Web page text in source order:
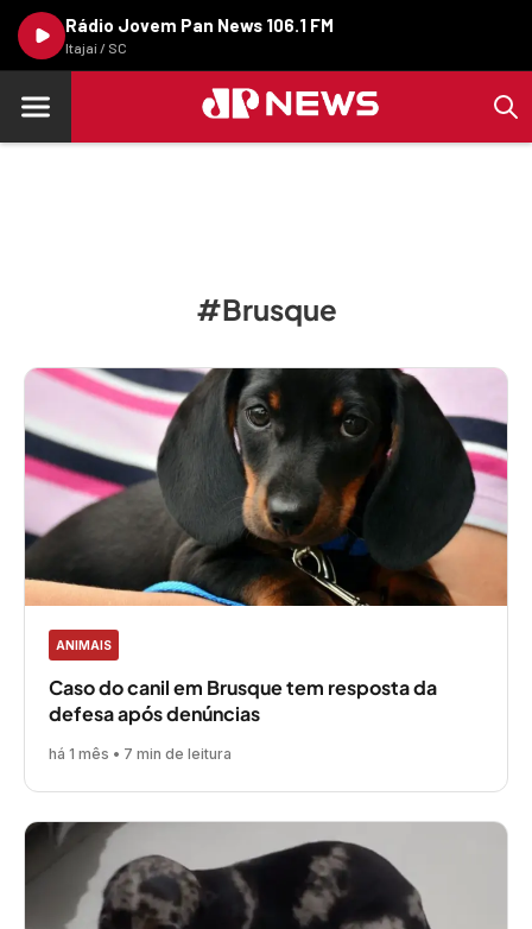
Rádio Jovem Pan News 106.1 FM
Itajaí / SC
#Brusque
ANIMAIS
Caso do canil em Brusque tem resposta da
defesa após denúncias
há 1 mês • 7 min de leitura